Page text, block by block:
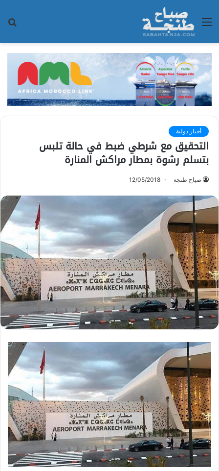
القائمة
أخبار دولية
التحقيق مع شرطي ضبط في حالة تلبس
بتسلم رشوة بمطار مراكش المنارة
صباح طنجة 12/05/2018